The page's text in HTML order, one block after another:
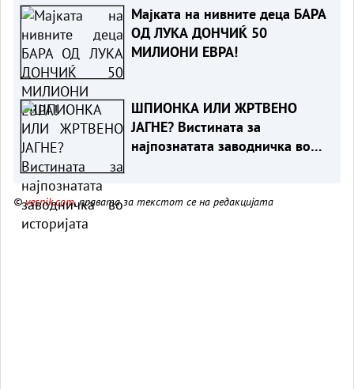
Мајката на нивните деца БАРА
ОД ЛУКА ДОНЧИЌ 50
МИЛИОНИ ЕВРА!
ШПИОНКА ИЛИ ЖРТВЕНО
ЈАГНЕ? Вистината за
најпознатата заводничка во
©vesnik.com, правата за текстот се на редакцијата